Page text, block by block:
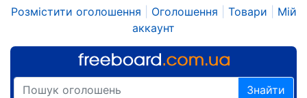
Розмістити оголошення Оголошення Товари
Мій
аккаунт
Знайти